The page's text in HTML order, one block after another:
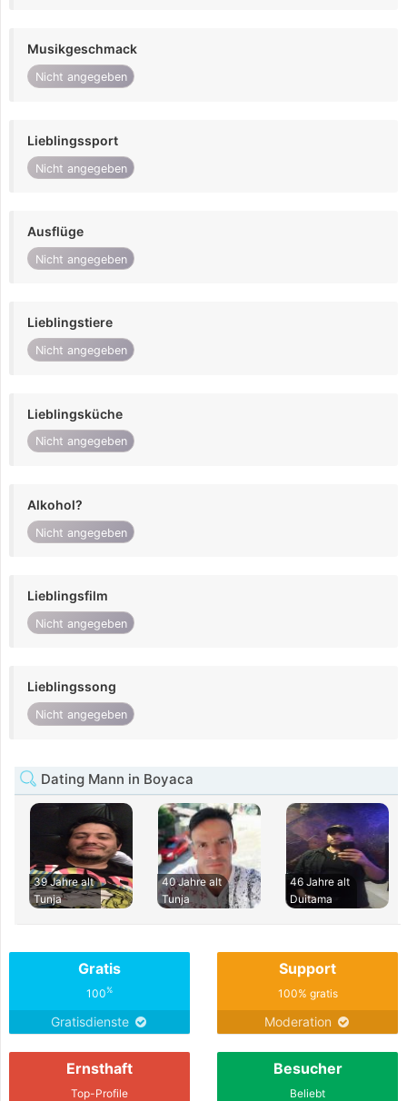
Musikgeschmack
Nicht angegeben
Lieblingssport
Nicht angegeben
Ausflüge
Nicht angegeben
Lieblingstiere
Nicht angegeben
Lieblingsküche
Nicht angegeben
Alkohol?
Nicht angegeben
Lieblingsfilm
Nicht angegeben
Lieblingssong
Nicht angegeben
Dating Mann in Boyaca
39 Jahre alt
Tunja
40 Jahre alt
Tunja
46 Jahre alt
Duitama
Gratis
100%
Gratisdienste
Support
100% gratis
Moderation
Ernsthaft
Top-Profile
Besucher
Beliebt